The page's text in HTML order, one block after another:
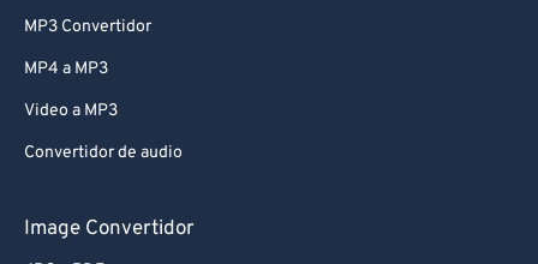
MP3 Convertidor
MP4 a MP3
Video a MP3
Convertidor de audio
Image Convertidor